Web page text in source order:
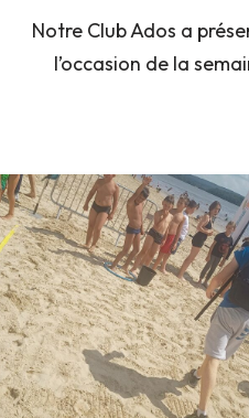
Notre Club Ados a
l’occasion de la